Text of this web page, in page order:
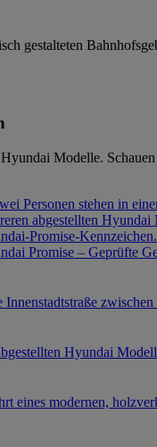
Modelle.
Promise – Geprüfte